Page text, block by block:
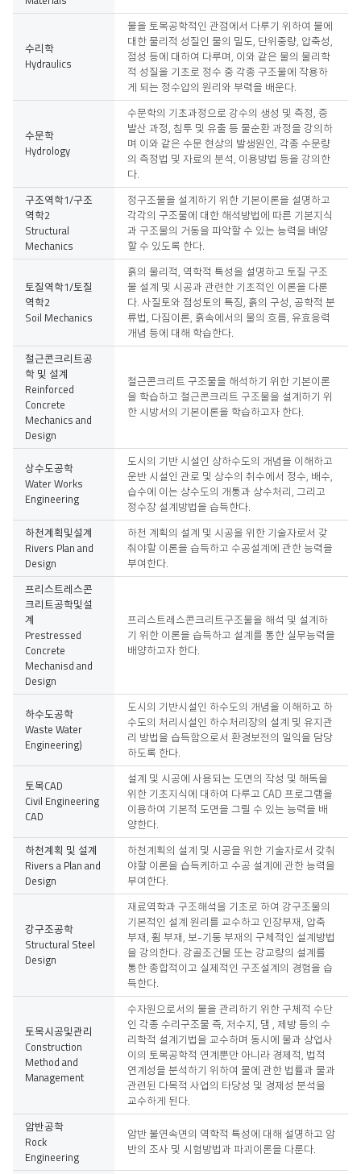
수리학
Hydraulics
물을 토목공학적인 관점에서 다루기 위하여 물에
대한 물리적 성질인 물의 밀도, 단위중량, 압축성,
점성 등에 대하여 다루며, 이와 같은 물의 물리학
적 성질을 기초로 정수 중 각종 구조물에 작용하
게 되는 정수압의 원리와 부력을 배운다.
수문학
Hydrology
수문학의 기초과정으로 강수의 생성 및 측정, 증
발산 과정, 침투 및 유출 등 물순환 과정을 강의하
며 이와 같은 수문 현상의 발생원인, 각종 수문량
의 측정법 및 자료의 분석, 이용방법 등을 강의한
다.
구조역학1/구조
역학2
Structural
Mechanics
정구조물을 설계하기 위한 기본이론을 설명하고
각각의 구조물에 대한 해석방법에 따른 기본지식
과 구조물의 거동을 파악할 수 있는 능력을 배양
할 수 있도록 한다.
토질역학1/토질
역학2
Soil Mechanics
흙의 물리적, 역학적 특성을 설명하고 토질 구조
물 설계 및 시공과 관련한 기초적인 이론을 다룬
다. 사질토와 점성토의 특징, 흙의 구성, 공학적 분
류법, 다짐이론, 흙속에서의 물의 흐름, 유효응력
개념 등에 대해 학습한다.
철근콘크리트공
학 및 설계
Reinforced
Concrete
Mechanics and
Design
철근콘크리트 구조물을 해석하기 위한 기본이론
을 학습하고 철근콘크리트 구조물을 설계하기 위
한 시방서의 기본이론을 학습하고자 한다.
상수도공학
Water Works
Engineering
도시의 기반 시설인 상하수도의 개념을 이해하고
운반 시설인 관로 및 상수의 취수에서 정수, 배수,
습수에 이는 상수도의 개통과 상수처리, 그리고
정수장 설계방법을 습득한다.
하천계획및설계
Rivers Plan and
Design
하천 계획의 설계 및 시공을 위한 기술자로서 갖
춰야할 이론을 습득하고 수공설계에 관한 능력을
부여한다.
프리스트레스콘
크리트공학및설
계
Prestressed
Concrete
Mechanisd and
Design
프리스트레스콘크리트구조물을 해석 및 설계하
기 위한 이론을 습득하고 설계를 통한 실무능력을
배양하고자 한다.
하수도공학
Waste Water
Engineering)
도시의 기반시설인 하수도의 개념을 이해하고 하
수도의 처리시설인 하수처리장의 설계 및 유지관
리 방법을 습득함으로서 환경보전의 일익을 담당
하도록 한다.
토목CAD
Civil Engineering
CAD
설계 및 시공에 사용되는 도면의 작성 및 해독을
위한 기초지식에 대하여 다루고 CAD 프로그램을
이용하여 기본적 도면을 그릴 수 있는 능력을 배
양한다.
하천계획 및 설계
Rivers a Plan and
Design
하천계획의 설계 및 시공을 위한 기술자로서 갖춰
야할 이론을 습득케하고 수공 설계에 관한 능력을
부여한다.
강구조공학
Structural Steel
Design
재료역학과 구조해석을 기초로 하여 강구조물의
기본적인 설계 원리를 교수하고 인장부재, 압축
부재, 휨 부재, 보-기둥 부재의 구체적인 설계방법
을 강의한다. 강골조건물 또는 강교량의 설계를
통한 종합적이고 실제적인 구조설계의 경험을 습
득한다.
토목시공및관리
Construction
Method and
Management
수자원으로서의 물을 관리하기 위한 구체적 수단
인 각종 수리구조물 즉, 저수지, 댐 , 제방 등의 수
리학적 설계기법을 교수하며 동시에 물과 상업사
이의 토목공학적 연계뿐만 아니라 경제적, 법적
연계성을 분석하기 위하여 물에 관한 법률과 물과
관련된 다목적 사업의 타당성 및 경제성 분석을
교수하게 된다.
암반공학
Rock
Engineering
암반 불연속면의 역학적 특성에 대해 설명하고 암
반의 조사 및 시험방법과 파괴이론을 다룬다.